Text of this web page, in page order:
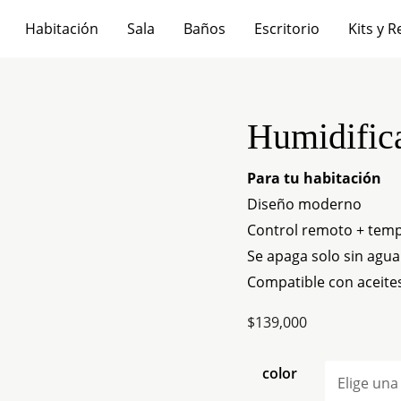
Habitación Sala Baños Escritorio Kits y
Para tu habitación
Diseño moderno
Control remoto +
Se apaga solo sin agua
Compatible con
$139,000
color
Humidificador
ultrasónico
Sayu
cantidad